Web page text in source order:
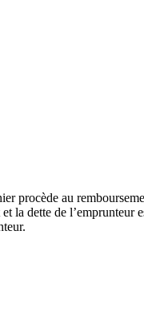
procède au
dette de